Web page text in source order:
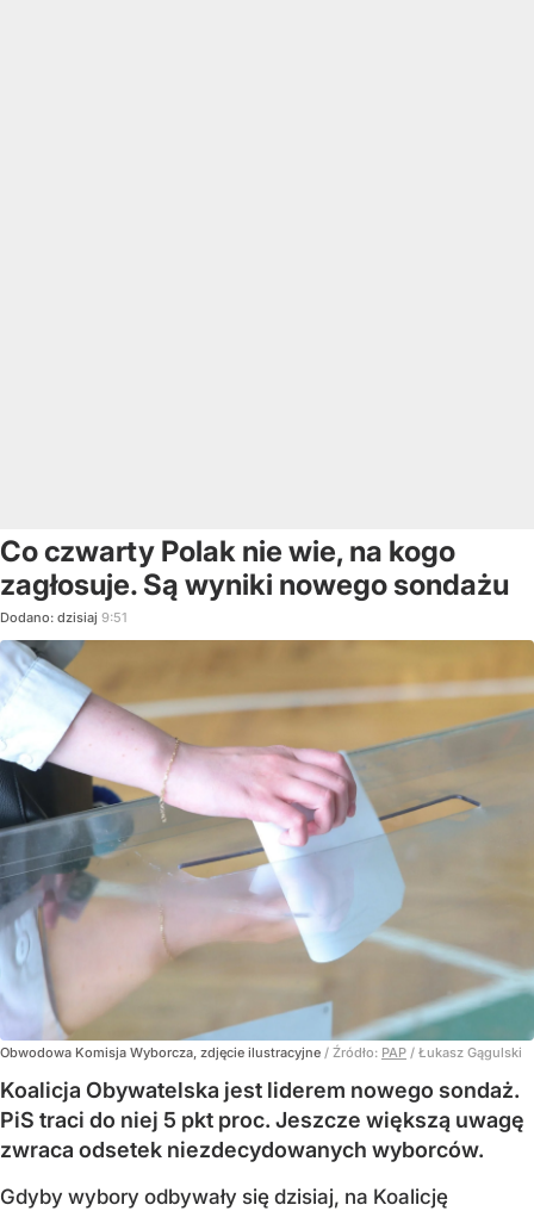
Co czwarty Polak nie wie, na kogo
zagłosuje. Są wyniki nowego sondażu
Dodano: dzisiaj 9:51
Obwodowa Komisja Wyborcza, zdjęcie ilustracyjne / Źródło: PAP / Łukasz Gągulski
Koalicja Obywatelska jest liderem nowego sondaż.
PiS traci do niej 5 pkt proc. Jeszcze większą uwagę
zwraca odsetek niezdecydowanych wyborców.
Gdyby wybory odbywały się dzisiaj, na Koalicję